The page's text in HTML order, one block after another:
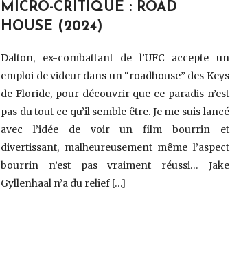
MICRO-CRITIQUE : ROAD
HOUSE (2024)
Dalton, ex-combattant de l’UFC accepte un
emploi de videur dans un “roadhouse” des Keys
de Floride, pour découvrir que ce paradis n’est
pas du tout ce qu’il semble être. Je me suis lancé
avec l’idée de voir un film bourrin et
divertissant, malheureusement même l’aspect
bourrin n’est pas vraiment réussi… Jake
Gyllenhaal n’a du relief […]